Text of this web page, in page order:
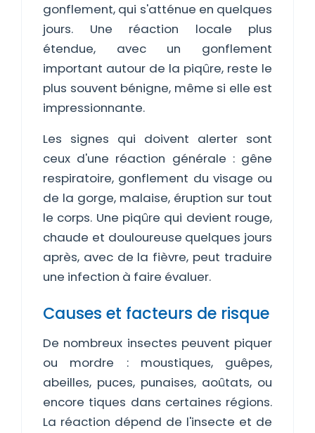
gonflement, qui s'atténue en quelques
jours. Une réaction locale plus
étendue, avec un gonflement
important autour de la piqûre, reste le
plus souvent bénigne, même si elle est
impressionnante.
Les signes qui doivent alerter sont
ceux d'une réaction générale : gêne
respiratoire, gonflement du visage ou
de la gorge, malaise, éruption sur tout
le corps. Une piqûre qui devient rouge,
chaude et douloureuse quelques jours
après, avec de la fièvre, peut traduire
une infection à faire évaluer.
Causes et facteurs de risque
De nombreux insectes peuvent piquer
ou mordre : moustiques, guêpes,
abeilles, puces, punaises, aoûtats, ou
encore tiques dans certaines régions.
La réaction dépend de l'insecte et de